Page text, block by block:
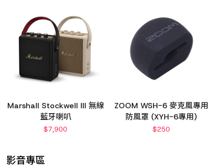
Marshall Stockwell III 無線
藍牙喇叭
$7,900
ZOOM WSH-6 麥克風專用
防風罩 (XYH-6專用)
$250
影音專區